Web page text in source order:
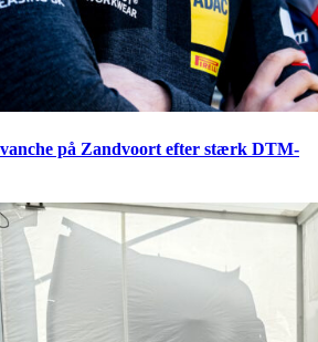
på Zandvoort efter stærk DTM-